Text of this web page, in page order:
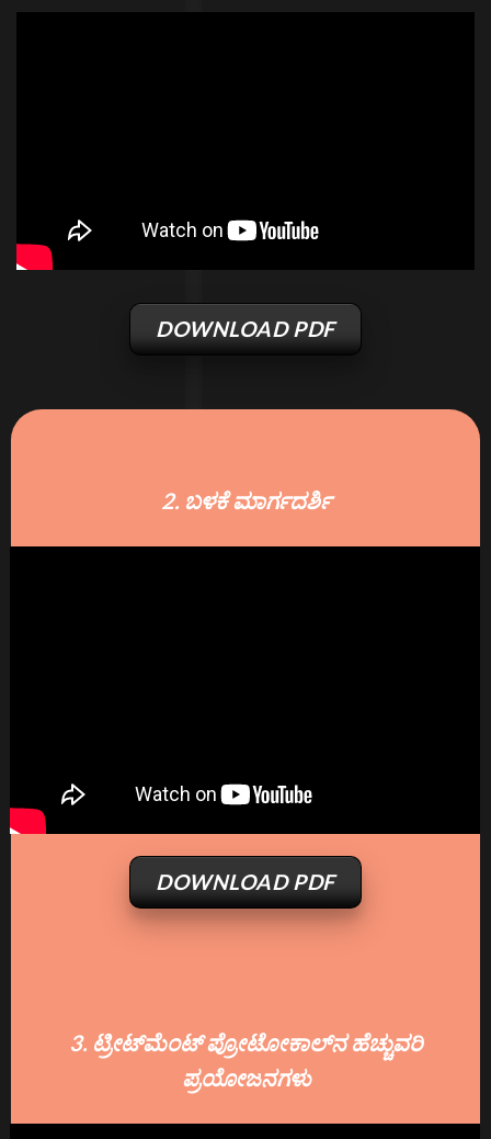
DOWNLOAD PDF
2. ಬಳಕೆ ಮಾರ್ಗದರ್ಶಿ
DOWNLOAD PDF
3. ಟ್ರೀಟ್‌ಮೆಂಟ್ ಪ್ರೋಟೋಕಾಲ್‌ನ ಹೆಚ್ಚುವರಿ
ಪ್ರಯೋಜನಗಳು